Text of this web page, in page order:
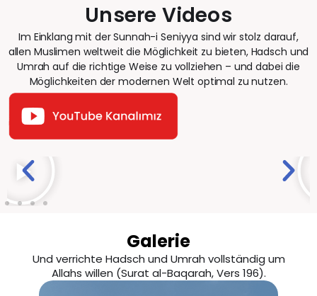
Unsere Videos
Im Einklang mit der Sunnah-i Seniyya sind wir stolz darauf,
allen Muslimen weltweit die Möglichkeit zu bieten, Hadsch und
Umrah auf die richtige Weise zu vollziehen – und dabei die
Möglichkeiten der modernen Welt optimal zu nutzen.
Galerie
Und verrichte Hadsch und Umrah vollständig um
Allahs willen (Surat al-Baqarah, Vers 196).